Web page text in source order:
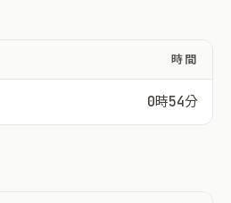
時間
0時54分